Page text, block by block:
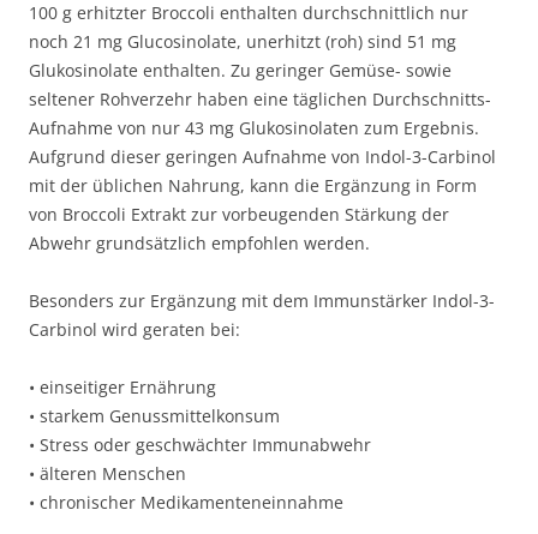
100 g erhitzter Broccoli enthalten durchschnittlich nur
noch 21 mg Glucosinolate, unerhitzt (roh) sind 51 mg
Glukosinolate enthalten. Zu geringer Gemüse- sowie
seltener Rohverzehr haben eine täglichen Durchschnitts-
Aufnahme von nur 43 mg Glukosinolaten zum Ergebnis.
Aufgrund dieser geringen Aufnahme von Indol-3-Carbinol
mit der üblichen Nahrung, kann die Ergänzung in Form
von Broccoli Extrakt zur vorbeugenden Stärkung der
Abwehr grundsätzlich empfohlen werden.
Besonders zur Ergänzung mit dem Immunstärker Indol-3-
Carbinol wird geraten bei:
• einseitiger Ernährung
• starkem Genussmittelkonsum
• Stress oder geschwächter Immunabwehr
• älteren Menschen
• chronischer Medikamenteneinnahme